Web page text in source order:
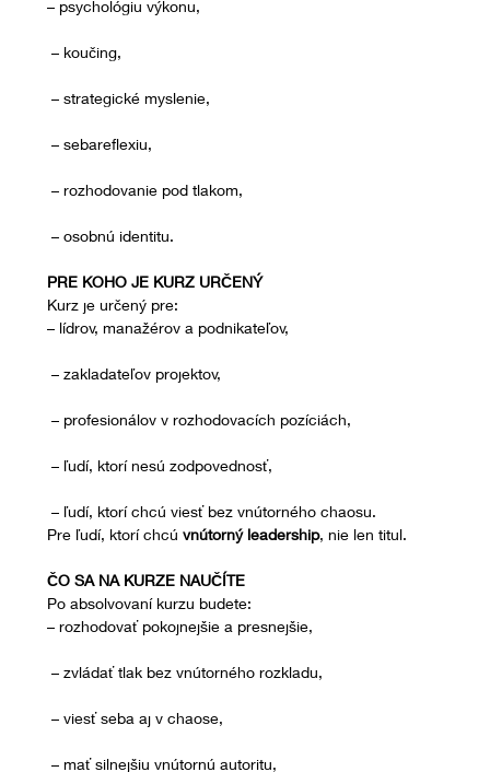
– psychológiu výkonu,
– koučing,
– strategické myslenie,
– sebareflexiu,
– rozhodovanie pod tlakom,
– osobnú identitu.
PRE KOHO JE KURZ URČENÝ
Kurz je určený pre:
– lídrov, manažérov a podnikateľov,
– zakladateľov projektov,
– profesionálov v rozhodovacích pozíciách,
– ľudí, ktorí nesú zodpovednosť,
– ľudí, ktorí chcú viesť bez vnútorného chaosu.
Pre ľudí, ktorí chcú vnútorný leadership, nie len titul.
ČO SA NA KURZE NAUČÍTE
Po absolvovaní kurzu budete:
– rozhodovať pokojnejšie a presnejšie,
– zvládať tlak bez vnútorného rozkladu,
– viesť seba aj v chaose,
– mať silnejšiu vnútornú autoritu,